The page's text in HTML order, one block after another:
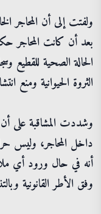
ولفتت إلى أن المحاجر
بعد أن كانت المحاجر
الحالة الصحية للقطيع
الثروة الحيوانية ومنع
وشددت المشاقبة على أن
داخل المحاجر، وليس
أنه في حال ورود أي
وفق الأطر القانونية